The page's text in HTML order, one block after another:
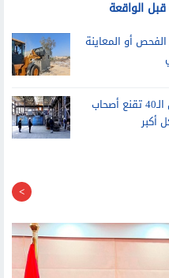
الواقعة
أو المعاينة
نائب رئيس اتحاد عمال مصر: مبادرة فوق الـ40 تقنع أصحاب
أكبر